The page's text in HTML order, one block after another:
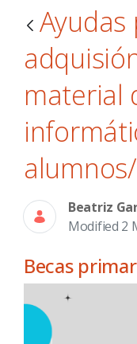
Ayudas
material
Beatriz
Modified 2
Becas